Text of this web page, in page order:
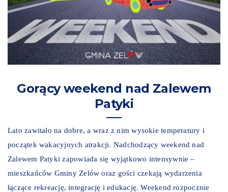
Gorący weekend nad Zalewem
Patyki
Lato zawitało na dobre, a wraz z nim wysokie temperatury i
początek wakacyjnych atrakcji. Nadchodzący weekend nad
Zalewem Patyki zapowiada się wyjątkowo intensywnie –
mieszkańców Gminy Zelów oraz gości czekają wydarzenia
łączące rekreację, integrację i edukację. Weekend rozpocznie